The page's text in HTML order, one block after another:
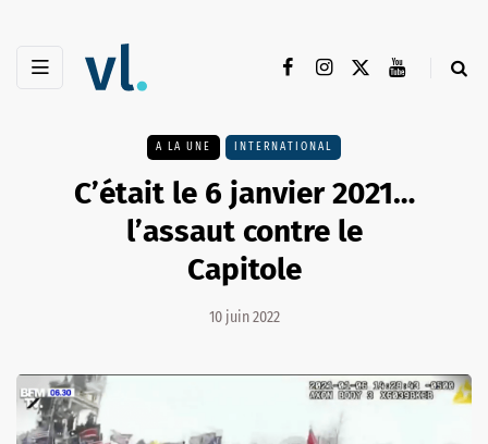
A LA UNE INTERNATIONAL
C’était le 6 janvier 2021…
l’assaut contre le
Capitole
10 juin 2022